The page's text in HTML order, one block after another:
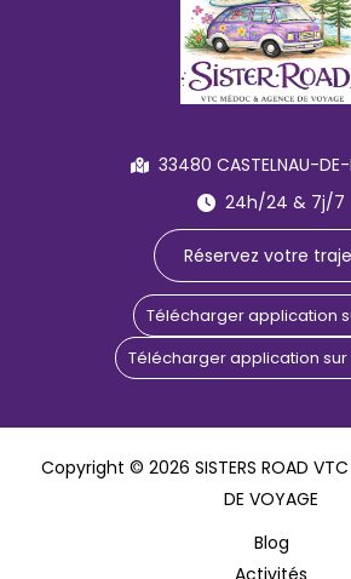
33480 CASTELNAU-
24h/24 & 7j/7
Réservez votre
Télécharger application
Télécharger application sur
Copyright © 2026 SISTERS ROAD
DE VOYAGE
Blog
Activités